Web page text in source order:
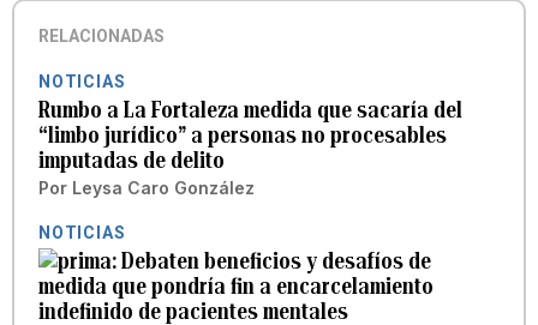
RELACIONADAS
NOTICIAS
Rumbo a La Fortaleza medida que sacaría del
“limbo jurídico” a personas no procesables
imputadas de delito
Por Leysa Caro González
NOTICIAS
Debaten beneficios y desafíos de
medida que pondría fin a encarcelamiento
indefinido de pacientes mentales